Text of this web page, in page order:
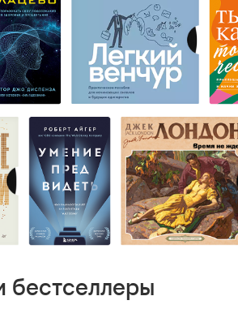
бестселлеры